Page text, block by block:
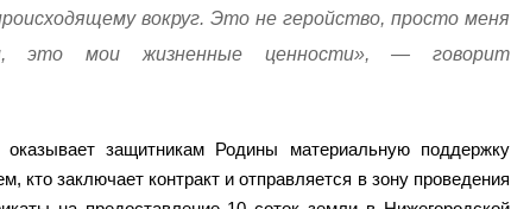
вокруг. Это не геройство, просто меня
это мои жизненные ценности», — говорит
оказывает защитникам Родины материальную поддержку
кто заключает контракт и отправляется в зону проведения